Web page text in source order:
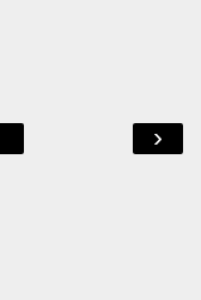
›